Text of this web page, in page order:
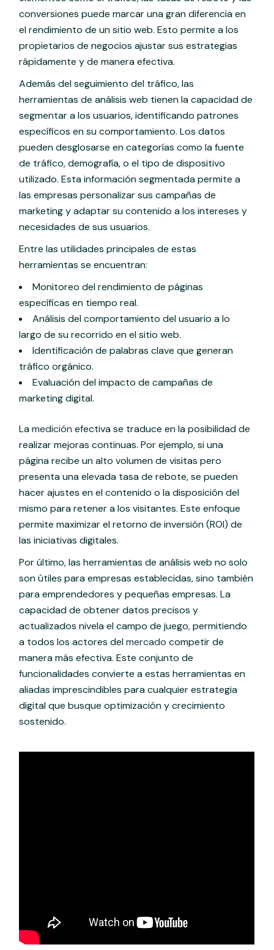
conversiones puede marcar una gran diferencia en
el rendimiento de un sitio web. Esto permite a los
propietarios de negocios ajustar sus estrategias
rápidamente y de manera efectiva.
Además del seguimiento del tráfico, las
herramientas de análisis web tienen la capacidad de
segmentar a los usuarios, identificando patrones
específicos en su comportamiento. Los datos
pueden desglosarse en categorías como la fuente
de tráfico, demografía, o el tipo de dispositivo
utilizado. Esta información segmentada permite a
las empresas personalizar sus campañas de
marketing y adaptar su contenido a los intereses y
necesidades de sus usuarios.
Entre las utilidades principales de estas
herramientas se encuentran:
Monitoreo del rendimiento de páginas
específicas en tiempo real.
Análisis del comportamiento del usuario a lo
largo de su recorrido en el sitio web.
Identificación de palabras clave que generan
tráfico orgánico.
Evaluación del impacto de campañas de
marketing digital.
Lamedición efectiva se traduce en la posibilidad de
realizar mejoras continuas. Por ejemplo, si una
página recibe un alto volumen de visitas pero
presenta una elevada tasa de rebote, se pueden
hacer ajustes en el contenido o la disposición del
mismo para retener a los visitantes. Este enfoque
permite maximizar el retorno de inversión (ROI) de
las iniciativas digitales.
Por último, las herramientas de análisis web no solo
son útiles para empresas establecidas, sino también
para emprendedores y pequeñas empresas. La
capacidad de obtener datos precisos y
actualizados nivela el campo de juego, permitiendo
a todos los actores delmercado competir de
manera más efectiva. Este conjunto de
funcionalidades convierte a estas herramientas en
aliadas imprescindibles para cualquier estrategia
digital que busque optimización y crecimiento
sostenido.